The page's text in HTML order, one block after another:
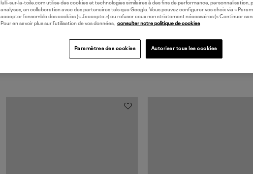
lulli-sur-la-toile.com utilise des cookies et technologies similaires à des fins de performance, personnalisation,
analyses, en collaboration avec des partenaires tels que Google. Vous pouvez configurer vos choix via «
accepter l’ensemble des cookies (« J’accepte ») ou refuser ceux non strictement nécessaires (« Continuer
Pour en savoir plus sur l’utilisation de vos données, consulter notre politique de cookies
Paramètres des cookies Autoriser tous les cookies